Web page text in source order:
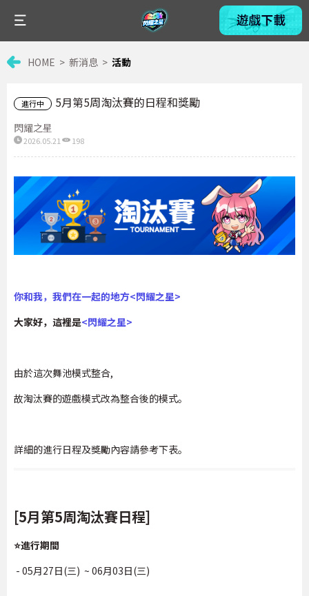
HOME 新消息 活動
進行中 5月第5周淘汰賽的日程和獎勵
閃耀之星
2026.05.21 198
你和我，我們在一起的地方<閃耀之星>
大家好，這裡是<閃耀之星>
由於這次舞池模式整合,
故淘汰賽的遊戲模式改為整合後的模式。
詳細的進行日程及獎勵內容請參考下表。
[5月第5周淘汰賽日程]
⭐進行期間
- 05月27日(三) ~ 06月03日(三)